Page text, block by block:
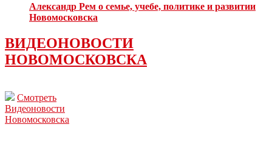
Александр Рем о семье, учебе, политике и развитии
Новомосковска
ВИДЕОНОВОСТИ
НОВОМОСКОВСКА
Смотреть
Видеоновости
Новомосковска